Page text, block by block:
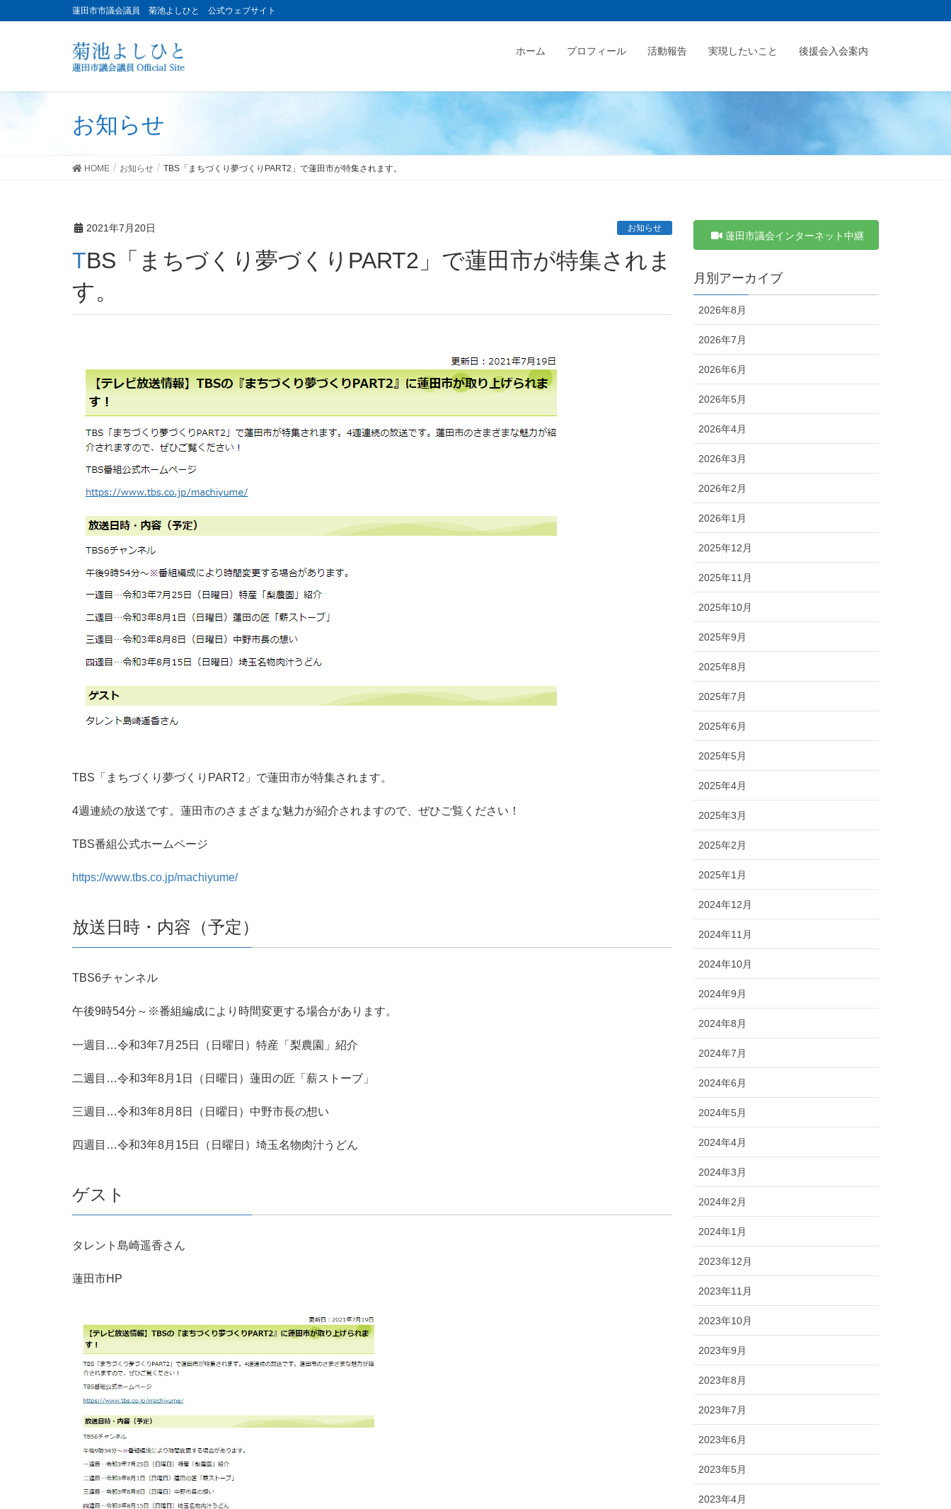
蓮田市市議会議員 菊池よしひと 公式ウェブサイト
ホーム プロフィール 活動報告 実現したいこと 後援会入会案内
お知らせ
HOME お知らせ TBS「まちづくり夢づくりPART2」で蓮田市が特集されます。
2021年7月20日 お知らせ
TBS「まちづくり夢づくりPART2」で蓮田市が特集されま
す。
TBS「まちづくり夢づくりPART2」で蓮田市が特集されます。
4週連続の放送です。蓮田市のさまざまな魅力が紹介されますので、ぜひご覧ください！
TBS番組公式ホームページ
https://www.tbs.co.jp/machiyume/
放送日時・内容（予定）
TBS6チャンネル
午後9時54分～※番組編成により時間変更する場合があります。
一週目…令和3年7月25日（日曜日）特産「梨農園」紹介
二週目…令和3年8月1日（日曜日）蓮田の匠「薪ストーブ」
三週目…令和3年8月8日（日曜日）中野市長の想い
四週目…令和3年8月15日（日曜日）埼玉名物肉汁うどん
ゲスト
タレント島崎遥香さん
蓮田市HP
蓮田市議会インターネット中継
月別アーカイブ
2026年8月
2026年7月
2026年6月
2026年5月
2026年4月
2026年3月
2026年2月
2026年1月
2025年12月
2025年11月
2025年10月
2025年9月
2025年8月
2025年7月
2025年6月
2025年5月
2025年4月
2025年3月
2025年2月
2025年1月
2024年12月
2024年11月
2024年10月
2024年9月
2024年8月
2024年7月
2024年6月
2024年5月
2024年4月
2024年3月
2024年2月
2024年1月
2023年12月
2023年11月
2023年10月
2023年9月
2023年8月
2023年7月
2023年6月
2023年5月
2023年4月